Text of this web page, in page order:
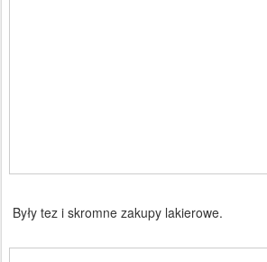
Były tez i skromne zakupy lakierowe.